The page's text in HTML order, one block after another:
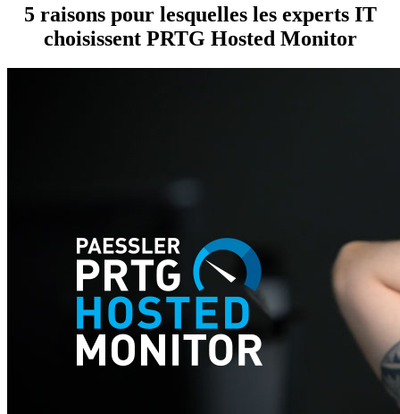
5 raisons pour lesquelles les experts IT
choisissent PRTG Hosted Monitor